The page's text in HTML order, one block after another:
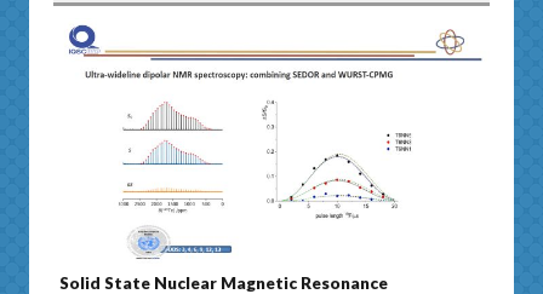
Solid State Nuclear Magnetic Resonance